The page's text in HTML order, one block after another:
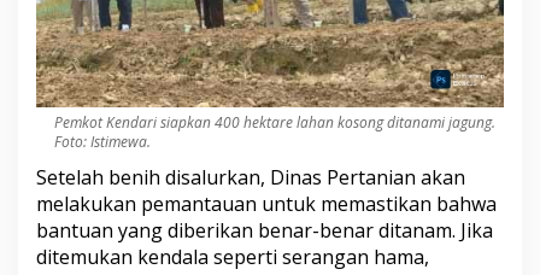
Pemkot Kendari siapkan 400 hektare lahan kosong ditanami jagung.
Foto: Istimewa.
Setelah benih disalurkan, Dinas Pertanian akan
melakukan pemantauan untuk memastikan bahwa
bantuan yang diberikan benar-benar ditanam. Jika
ditemukan kendala seperti serangan hama,